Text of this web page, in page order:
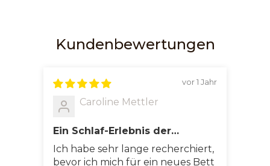
Kundenbewertungen
vor 1 Jahr
Caroline Mettler
Ein Schlaf-Erlebnis der
Extraklasse – Luxus, Komfort
und Qualität vereint
Ich habe sehr lange recherchiert,
bevor ich mich für ein neues Bett